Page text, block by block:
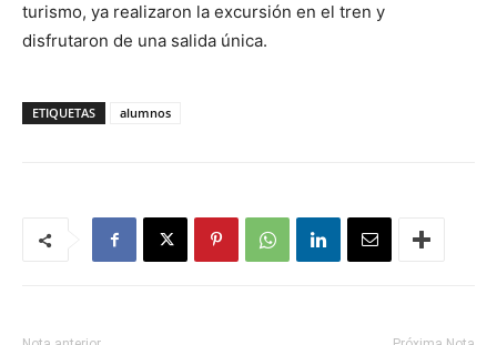
turismo, ya realizaron la excursión en el tren y
disfrutaron de una salida única.
ETIQUETAS alumnos